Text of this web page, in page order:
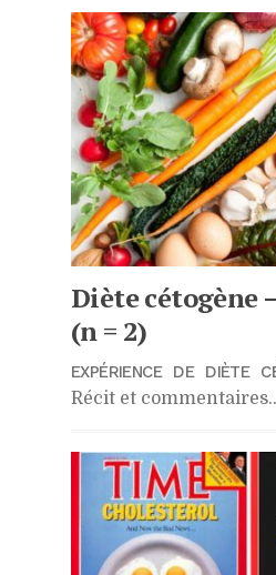
Diète cétogène
(n = 2)
EXPÉRIENCE DE DIÈTE
Récit et